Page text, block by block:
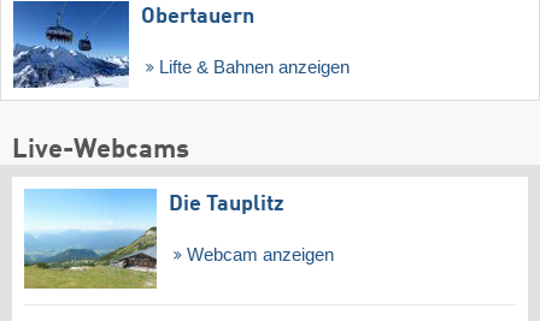
Obertauern
Lifte & Bahnen anzeigen
Live-Webcams
Die Tauplitz
Webcam anzeigen